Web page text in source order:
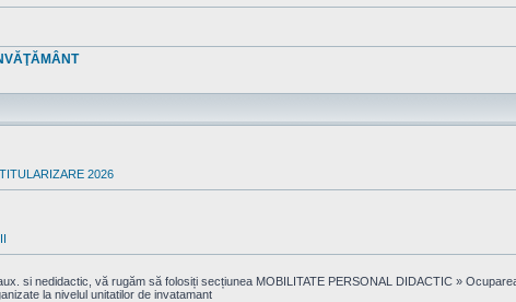
2026
si nedidactic, vă rugăm să folosiți secțiunea MOBILITATE PERSONAL DIDACTIC »
la nivelul unitatilor de invatamant